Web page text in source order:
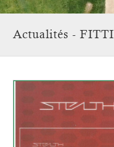
Actualités -